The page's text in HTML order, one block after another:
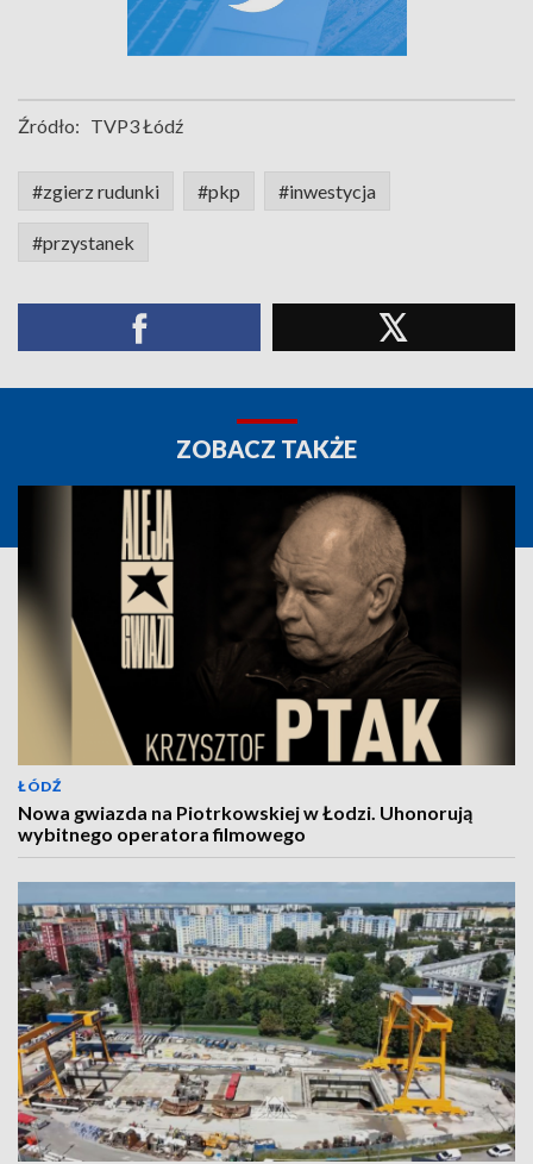
Źródło: TVP3 Łódź
#zgierz rudunki #pkp #inwestycja
#przystanek
ZOBACZ TAKŻE
ŁÓDŹ
Nowa gwiazda na Piotrkowskiej w Łodzi. Uhonorują
wybitnego operatora filmowego